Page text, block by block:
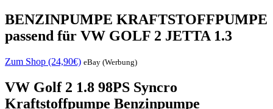
BENZINPUMPE KRAFTSTOFFPUMPE
passend für VW GOLF 2 JETTA 1.3
Zum Shop (24,90€) eBay (Werbung)
VW Golf 2 1.8 98PS Syncro
Kraftstoffpumpe Benzinpumpe